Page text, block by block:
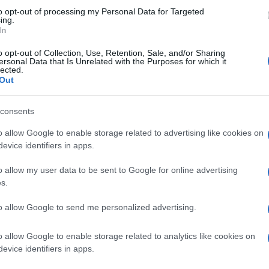
opt-out of processing my Personal Data for Targeted
opt-out of Collection, Use, Retention, Sale, and/or Sharing
Data that Is Unrelated with the Purposes for which it
allow Google to enable storage related to advertising like cookies on
identifiers in apps.
allow my user data to be sent to Google for online advertising
allow Google to send me personalized advertising.
allow Google to enable storage related to analytics like cookies on
identifiers in apps.
RR – RIPETIBILE
deficit neuropsichici correlati e decorrenti
cenestesi.
– Amido di mais. CENTRUM flaconcini: